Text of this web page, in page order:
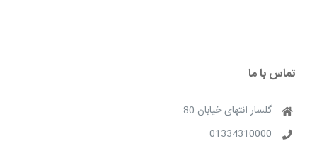
تماس با ما
گلسار انتهای خیابان 80
01334310000